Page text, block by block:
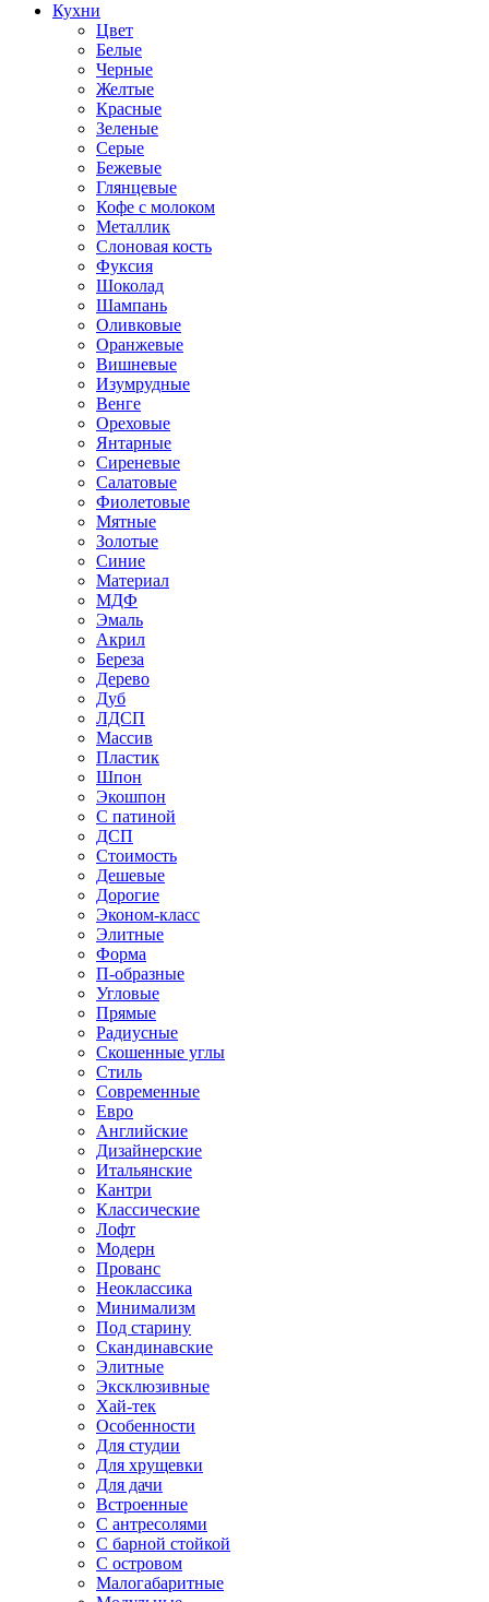
Кухни
Цвет
Белые
Черные
Желтые
Красные
Зеленые
Серые
Бежевые
Глянцевые
Кофе с молоком
Металлик
Слоновая кость
Фуксия
Шоколад
Шампань
Оливковые
Оранжевые
Вишневые
Изумрудные
Венге
Ореховые
Янтарные
Сиреневые
Салатовые
Фиолетовые
Мятные
Золотые
Синие
Материал
МДФ
Эмаль
Акрил
Береза
Дерево
Дуб
ЛДСП
Массив
Пластик
Шпон
Экошпон
С патиной
ДСП
Стоимость
Дешевые
Дорогие
Эконом-класс
Элитные
Форма
П-образные
Угловые
Прямые
Радиусные
Скошенные углы
Стиль
Современные
Евро
Английские
Дизайнерские
Итальянские
Кантри
Классические
Лофт
Модерн
Прованс
Неоклассика
Минимализм
Под старину
Скандинавские
Элитные
Эксклюзивные
Хай-тек
Особенности
Для студии
Для хрущевки
Для дачи
Встроенные
С антресолями
С барной стойкой
С островом
Малогабаритные